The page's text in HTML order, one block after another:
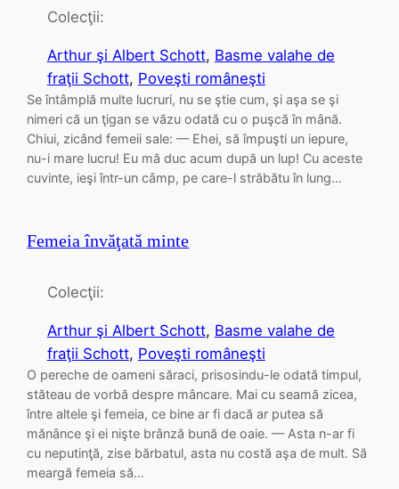
Colecţii:
Arthur şi Albert Schott, Basme valahe de
fraţii Schott, Poveşti româneşti
Se întâmplă multe lucruri, nu se ştie cum, şi aşa se şi
nimeri că un ţigan se văzu odată cu o puşcă în mână.
Chiui, zicând femeii sale: — Ehei, să împuşti un iepure,
nu-i mare lucru! Eu mă duc acum după un lup! Cu aceste
cuvinte, ieşi într-un câmp, pe care-l străbătu în lung…
Femeia învăţată minte
Colecţii:
Arthur şi Albert Schott, Basme valahe de
fraţii Schott, Poveşti româneşti
O pereche de oameni săraci, prisosindu-le odată timpul,
stăteau de vorbă despre mâncare. Mai cu seamă zicea,
între altele şi femeia, ce bine ar fi dacă ar putea să
mănânce şi ei nişte brânză bună de oaie. — Asta n-ar fi
cu neputinţă, zise bărbatul, asta nu costă aşa de mult. Să
meargă femeia să…